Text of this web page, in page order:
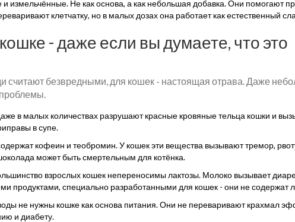
и измельчённые. Не как основа, а как небольшая добавка. Они помогают
клетчатку, но в малых дозах она работает как естественный
- даже если вы думаете, что это
считают безвредными, для кошек - настоящая отрава. Даже
в малых количествах разрушают красные кровяные тельца кошки и
в супе.
кофеин и теобромин. У кошек эти вещества вызывают тремор,
может быть смертельным для котёнка.
взрослых кошек непереносимы лактозы. Молоко вызывает
продуктами, специально разработанными для кошек - они не содержат
не нужны кошке как основа питания. Они не переваривают крахмал
и диабету.